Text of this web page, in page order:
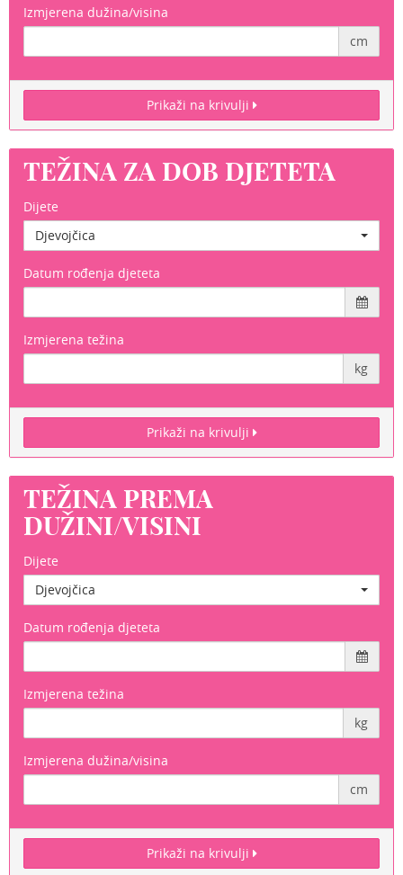
Izmjerena dužina/visina
cm
Prikaži na krivulji
TEŽINA ZA DOB DJETETA
Dijete
Djevojčica
Datum rođenja djeteta
Izmjerena težina
kg
Prikaži na krivulji
TEŽINA PREMA
DUŽINI/VISINI
Dijete
Djevojčica
Datum rođenja djeteta
Izmjerena težina
kg
Izmjerena dužina/visina
cm
Prikaži na krivulji